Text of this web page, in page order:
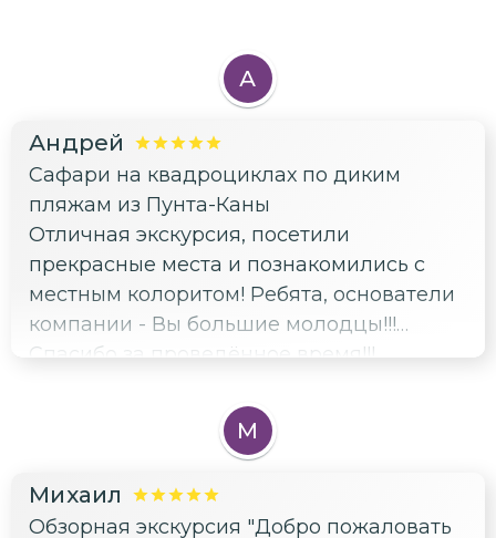
А
Андрей
Сафари на квадроциклах по диким
пляжам из Пунта-Каны
Отличная экскурсия, посетили
прекрасные места и познакомились с
местным колоритом! Ребята, основатели
компании - Вы большие молодцы!!!
Спасибо за проведённое время!!!
М
Михаил
Обзорная экскурсия "Добро пожаловать